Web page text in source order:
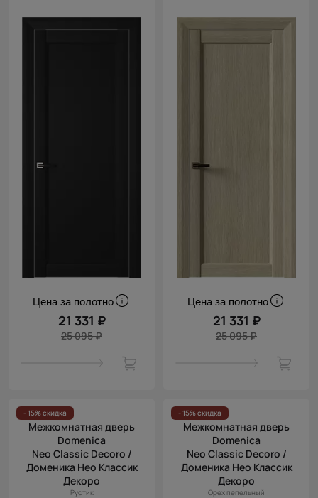
Цена за полотно
21 331 ₽
25 095 ₽
Цена за полотно
21 331 ₽
25 095 ₽
- 15% скидка
Межкомнатная дверь
Domenica
Neo Classic Decoro /
Доменика Нео Классик
Декоро
Рустик
- 15% скидка
Межкомнатная дверь
Domenica
Neo Classic Decoro /
Доменика Нео Классик
Декоро
Орех пепельный